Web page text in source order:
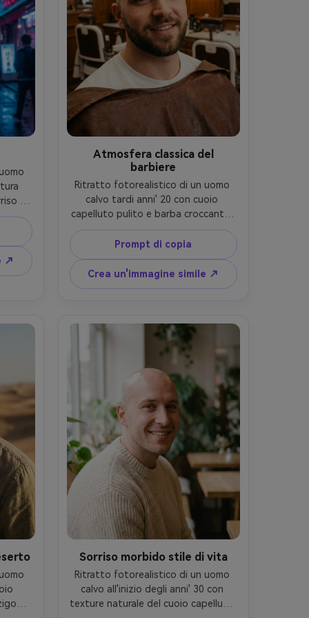
di
al
a
AR
↗
Atmosfera classica del
barbiere
Ritratto fotorealistico di un uomo
calvo tardi anni' 20 con cuoio
capelluto pulito e barba croccante,
espressione amichevole, indossando
una maglietta bianca e mantello
vintage del barbiere drappeggiato
sulle spalle, interno classico del
barbiere con specchi e legno caldo,
85mm f/1.8, cornice torace,
leggermente alto angolo, umore
sicuro accessibile, pori realistici, alta
risoluzione, messa a fuoco nitida,
classificazione calda come film-AR
4:5
Prompt di copia
Crea un'immagine simile ↗
Sorriso morbido stile di vita
Ritratto fotorealistico di un uomo
calvo all'inizio degli anni' 30 con
texture naturale del cuoio capelluto